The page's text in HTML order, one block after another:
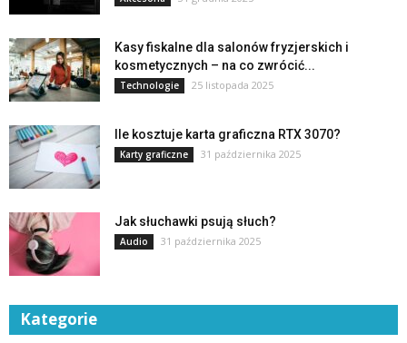
Kasy fiskalne dla salonów fryzjerskich i
kosmetycznych – na co zwrócić...
Technologie 25 listopada 2025
Ile kosztuje karta graficzna RTX 3070?
Karty graficzne 31 października 2025
Jak słuchawki psują słuch?
Audio 31 października 2025
Kategorie